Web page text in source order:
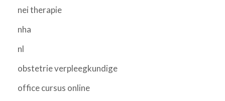
nei therapie
nha
nl
obstetrie verpleegkundige
office cursus online